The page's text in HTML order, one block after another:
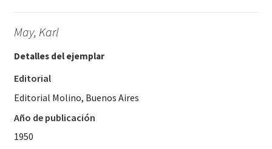
May, Karl
Detalles del ejemplar
Editorial
Editorial Molino, Buenos Aires
Año de publicación
1950